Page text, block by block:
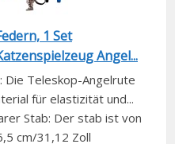
1 Set
Angel...
Teleskop-Angelrute
für elastizität und...
Stab: Der stab ist von
cm/31,12 Zoll